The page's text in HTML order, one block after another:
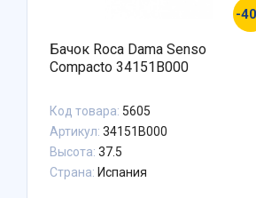
-
Бачок Roca Dama Senso
Compacto 34151B000
Код товара: 5605
Артикул: 34151B000
Высота: 37.5
Страна: Испания